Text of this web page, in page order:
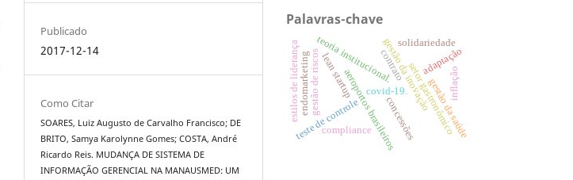
Publicado
2017-12-14
Como Citar
SOARES, Luiz Augusto de Carvalho Francisco; DE
BRITO, Samya Karolynne Gomes; COSTA, André
Ricardo Reis. MUDANÇA DE SISTEMA DE
INFORMAÇÃO GERENCIAL NA MANAUSMED: UM
Palavras-chave
covid-19.
concessões
aeroportos brasileiros
teoria institucional.
teste de controle
gestão de riscos
compliance
lean startup gestão da inovaçãosetor gastronômico
adaptação
gestão da saúde
solidariedade
endomarketing contrato inflação
estilos de liderança